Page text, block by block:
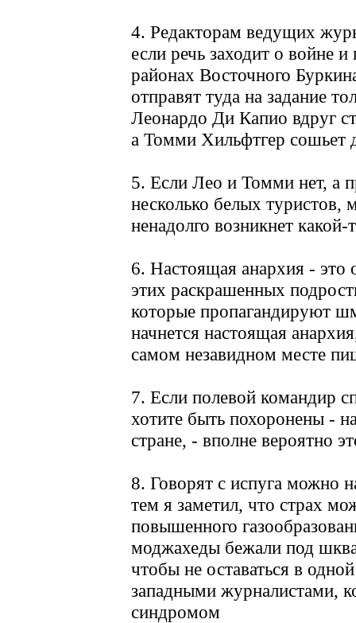
4. Редакторам ведущих
если речь заходит о войне
районах Восточного
отправят туда на задание
Леонардо Ди Капио вдруг
а Томми Хильфтгер сошьет
5. Если Лео и Томми нет, а
несколько белых туристов,
ненадолго возникнет
6. Настоящая анархия - это
этих раскрашенных
которые пропагандируют
начнется настоящая
самом незавидном месте
7. Если полевой командир
хотите быть похоронены -
стране, - вполне вероятно
8. Говорят с испуга можно
тем я заметил, что страх
повышенного
моджахеды бежали под
чтобы не оставаться в
западными журналистами,
синдромом